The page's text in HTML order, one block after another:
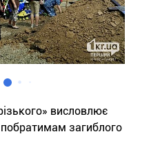
висловлює
побратимам загиблого